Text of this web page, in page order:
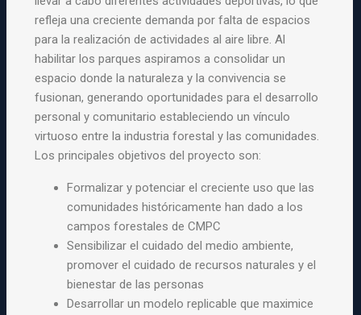
refleja una creciente demanda por falta de espacios
para la realización de actividades al aire libre. Al
habilitar los parques aspiramos a consolidar un
espacio donde la naturaleza y la convivencia se
fusionan, generando oportunidades para el desarrollo
personal y comunitario estableciendo un vínculo
virtuoso entre la industria forestal y las comunidades.
Los principales objetivos del proyecto son:
Formalizar y potenciar el creciente uso que las
comunidades históricamente han dado a los
campos forestales de CMPC
Sensibilizar el cuidado del medio ambiente,
promover el cuidado de recursos naturales y el
bienestar de las personas
Desarrollar un modelo replicable que maximice